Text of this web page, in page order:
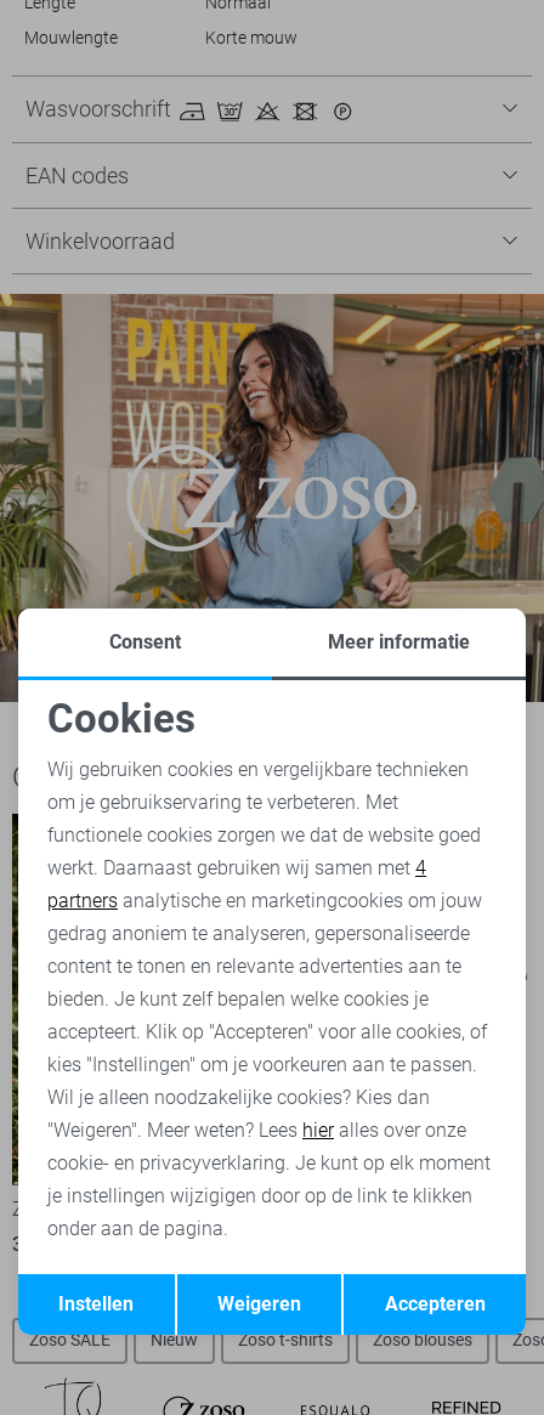
Mouwlengte
Korte mouw
Wasvoorschrift
EAN codes
Winkelvoorraad
Ook het bekijken waard
-50%
Zoso T-shirt
30,00
-50%
Zoso T-shirt
Zoso SALE Nieuw Zoso t-shirts Zoso blouses
Noodzakelijke cookies
Personalisatie cookies
Analytische cookies
Marketing cookies
Terug Opslaan
Consent Meer informatie
Cookies
Wij gebruiken cookies en vergelijkbare technieken
om je gebruikservaring te verbeteren. Met
functionele cookies zorgen we dat de website goed
werkt. Daarnaast gebruiken wij samen met 4
partners analytische en marketingcookies om jouw
gedrag anoniem te analyseren, gepersonaliseerde
content te tonen en relevante advertenties aan te
bieden. Je kunt zelf bepalen welke cookies je
accepteert. Klik op "Accepteren" voor alle cookies, of
kies "Instellingen" om je voorkeuren aan te passen.
Wil je alleen noodzakelijke cookies? Kies dan
"Weigeren". Meer weten? Lees hieralles over onze
cookie- en privacyverklaring. Je kunt op elk moment
je instellingen wijzigigen door op de link te klikken
onder aan de pagina.
Accepteren
Weigeren
Instellen